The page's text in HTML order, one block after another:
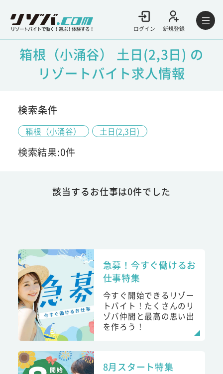
リゾートバイトで働く！遊ぶ！体験する！ ログイン 新規登録
箱根（小涌谷） 土日(2,3日) の
リゾートバイト求人情報
検索条件
箱根（小涌谷） 土日(2,3日)
検索結果:0件
該当するお仕事は0件でした
急募！今すぐ働けるお
仕事特集
今すぐ開始できるリゾー
トバイト！たくさんのリ
ゾバ仲間と最高の思い出
を作ろう！
8月スタート特集